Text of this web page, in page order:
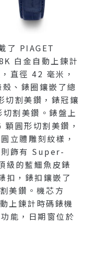
了 PIAGET
白金自動上鍊計
直徑 42 毫米，
、錶圈鑲嵌了總
割美鑽，錶冠鑲
割美鑽。錶盤上
圓形切割美鑽，
立體雕刻紋樣，
則飾有 Super-
的藍鱷魚皮錶
扣，錶扣鑲嵌了
美鑽。機芯方
上鍊計時碼錶機
能，日期窗位於